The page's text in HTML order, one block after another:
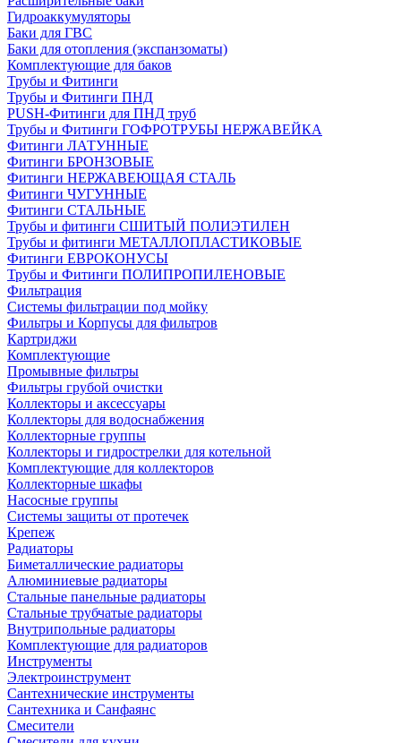
Гидроаккумуляторы
Баки для ГВС
Баки для отопления (экспанзоматы)
Комплектующие для баков
Трубы и Фитинги
Трубы и Фитинги ПНД
PUSH-Фитинги для ПНД труб
Трубы и Фитинги ГОФРОТРУБЫ НЕРЖАВЕЙКА
Фитинги ЛАТУННЫЕ
Фитинги БРОНЗОВЫЕ
Фитинги НЕРЖАВЕЮЩАЯ СТАЛЬ
Фитинги ЧУГУННЫЕ
Фитинги СТАЛЬНЫЕ
Трубы и фитинги СШИТЫЙ ПОЛИЭТИЛЕН
Трубы и фитинги МЕТАЛЛОПЛАСТИКОВЫЕ
Фитинги ЕВРОКОНУСЫ
Трубы и Фитинги ПОЛИПРОПИЛЕНОВЫЕ
Фильтрация
Системы фильтрации под мойку
Фильтры и Корпусы для фильтров
Картриджи
Комплектующие
Промывные фильтры
Фильтры грубой очистки
Коллекторы и аксессуары
Коллекторы для водоснабжения
Коллекторные группы
Коллекторы и гидрострелки для котельной
Комплектующие для коллекторов
Коллекторные шкафы
Насосные группы
Системы защиты от протечек
Крепеж
Радиаторы
Биметаллические радиаторы
Алюминиевые радиаторы
Стальные панельные радиаторы
Стальные трубчатые радиаторы
Внутрипольные радиаторы
Комплектующие для радиаторов
Инструменты
Электроинструмент
Сантехнические инструменты
Сантехника и Санфаянс
Смесители